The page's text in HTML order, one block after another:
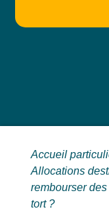
Accueil
Allocations
rembourser
tort ?